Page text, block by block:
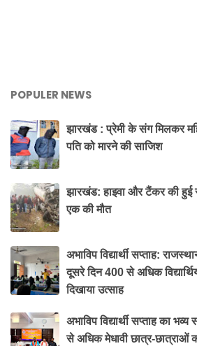
POPULER NEWS
झारखंड : प्रेमी के संग मिलकर
पति को मारने की साजिश
झारखंड: हाइवा और टैंकर की
एक की मौत
अभाविप विद्यार्थी सप्ताह:
दूसरे दिन 400 से अधिक
दिखाया उत्साह
अभाविप विद्यार्थी सप्ताह का
से अधिक मेधावी छात्र-छात्राओं